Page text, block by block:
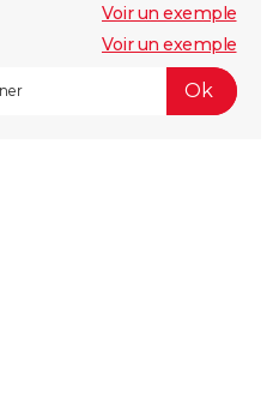
Voir un exemple
Voir un exemple